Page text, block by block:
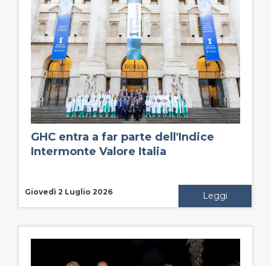
GHC entra a far parte dell'Indice
Intermonte Valore Italia
Giovedì 2 Luglio 2026 Leggi